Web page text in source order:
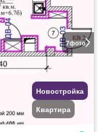
7фото
Новостройка
Квартира